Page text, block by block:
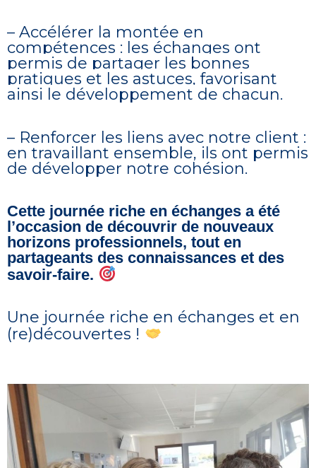
– Accélérer la montée en
compétences : les échanges ont
permis de partager les bonnes
pratiques et les astuces, favorisant
ainsi le développement de chacun.
– Renforcer les liens avec notre client :
en travaillant ensemble, ils ont permis
de développer notre cohésion.
Cette journée riche en échanges a été
l’occasion de découvrir de nouveaux
horizons professionnels, tout en
partageants des connaissances et des
savoir-faire.
Une journée riche en échanges et en
(re)découvertes !